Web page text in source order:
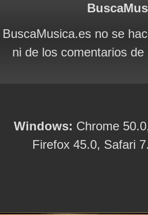
BuscaMusica.es no se
ni de los comentarios
Windows: Chrome
Firefox 45.0, Safari